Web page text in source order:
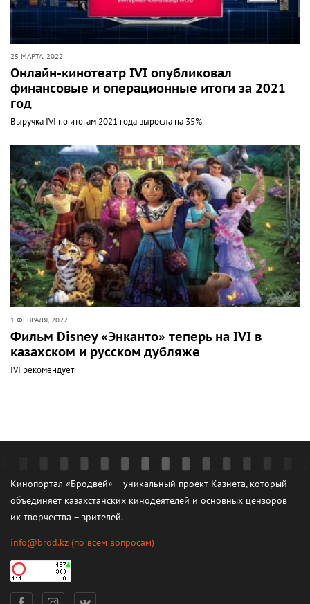
25 МАРТА, 2022
Онлайн-кинотеатр IVI опубликовал
финансовые и операционные итоги за 2021
год
Выручка IVI по итогам 2021 года выросла на 35%
1 ФЕВРАЛЯ, 2022
Фильм Disney «Энканто» теперь на IVI в
казахском и русском дубляже
IVI рекомендует
Кинопортал «Бродвей» – уникальный проект Казнета, который
объединяет казахстанских кинодеятелей и основных цензоров
их творчества – зрителей.
info@brod.kz (по всем вопросам)